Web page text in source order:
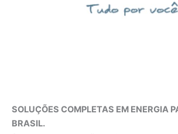
SOLUÇÕES COMPLETAS EM ENERGIA
BRASIL.